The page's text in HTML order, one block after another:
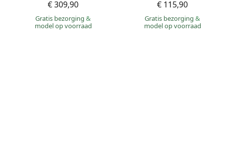
€ 309,90
Gratis bezorging&
model op voorraad
€ 115,90
Gratis bezorging&
model op voorraad